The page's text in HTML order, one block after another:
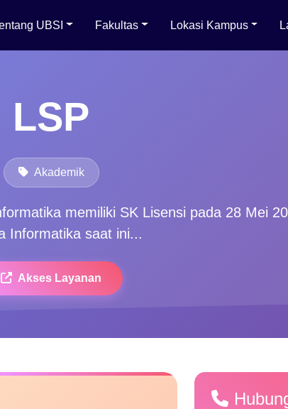
UBSI Fakultas Lokasi Kampus
LSP
Akademik
memiliki SK Lisensi pada 28 Mei
Informatika saat ini...
Akses Layanan